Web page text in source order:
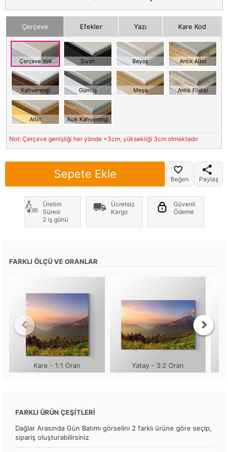
Çerçeve Efekler Yazı Kare Kod
Çerçeve Yok Siyah Beyaz Antik Altın
Kahverengi Gümüş Meşe Antik Fildişi
Altın Açık Kahverengi
Not: Çerçeve genişliği her yönde +3cm, yüksekliği 3cm olmaktadır
Sepete Ekle Beğen Paylaş
Üretim
Süresi
2 iş günü
Ücretsiz
Kargo
Güvenli
Ödeme
FARKLI ÖLÇÜ VE ORANLAR
Kare - 1:1 Oran Yatay - 3:2 Oran
FARKLI ÜRÜN ÇEŞİTLERİ
Dağlar Arasında Gün Batımı görselini 2 farklı ürüne göre seçip,
sipariş oluşturabilirsiniz